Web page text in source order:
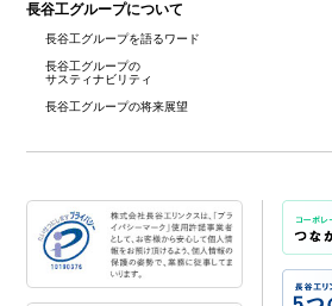
長谷工グループについて
長谷工グループを語るワード
長谷工グループの
サスティナビリティ
長谷工グループの将来展望